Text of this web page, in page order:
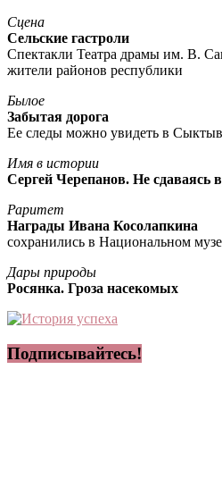
Сцена
Сельские гастроли
Спектакли Театра драмы им. В.
жители районов республики
Былое
Забытая дорога
Ее следы можно увидеть в
Имя в истории
Сергей Черепанов. Не сдаваясь
Раритет
Награды Ивана Косолапкина
сохранились в Национальном
Дары природы
Росянка. Гроза насекомых
Подписывайтесь!